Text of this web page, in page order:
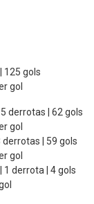
125 gols
gol
derrotas | 62 gols
gol
| 59 gols
gol
1 derrota | 4 gols